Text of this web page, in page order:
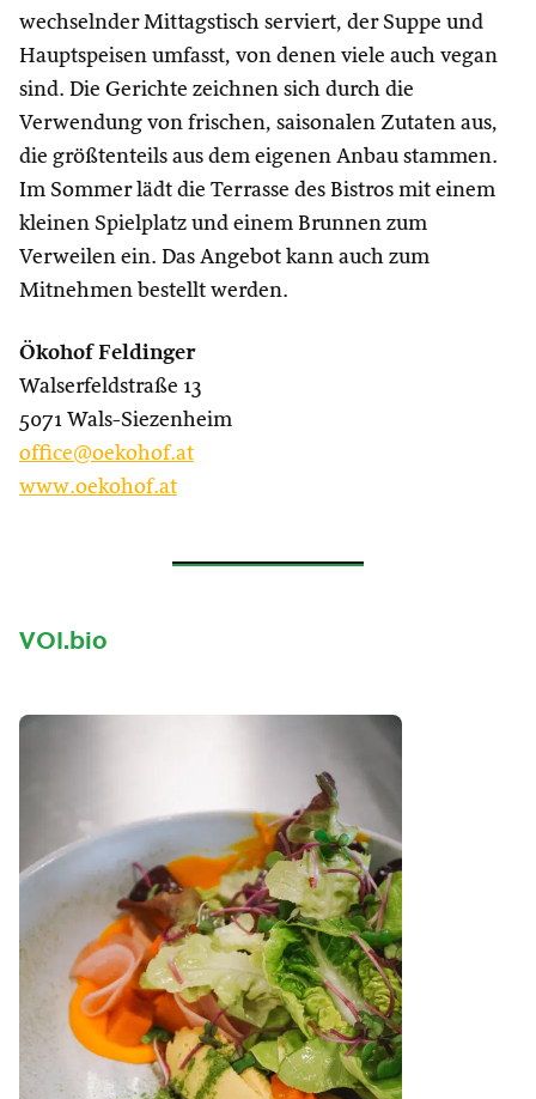
wechselnder Mittagstisch serviert, der Suppe und
Hauptspeisen umfasst, von denen viele auch vegan
sind. Die Gerichte zeichnen sich durch die
Verwendung von frischen, saisonalen Zutaten aus,
die größtenteils aus dem eigenen Anbau stammen.
Im Sommer lädt die Terrasse des Bistros mit einem
kleinen Spielplatz und einem Brunnen zum
Verweilen ein. Das Angebot kann auch zum
Mitnehmen bestellt werden.
Ökohof Feldinger
Walserfeldstraße 13
5071 Wals-Siezenheim
office@oekohof.at
www.oekohof.at
VOI.bio